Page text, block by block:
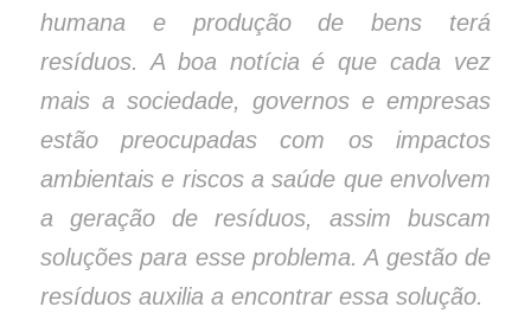
humana e produção de bens terá
resíduos. A boa notícia é que cada vez
mais a sociedade, governos e empresas
estão preocupadas com os impactos
ambientais e riscos a saúde que envolvem
a geração de resíduos, assim buscam
soluções para esse problema. A gestão de
resíduos auxilia a encontrar essa solução.